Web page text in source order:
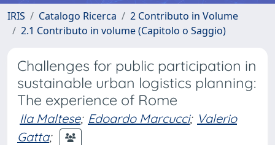
IRIS Catalogo Ricerca
2 Contributo in Volume
2.1 Contributo in volume (Capitolo o Saggio)
Challenges for public participation in
sustainable urban logistics planning:
The experience of Rome
Ila Maltese; Edoardo Marcucci; Valerio
Gatta;